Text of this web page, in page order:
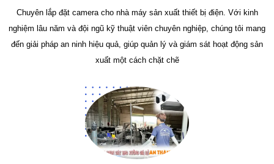
Chuyên lắp đặt camera cho nhà máy sản xuất thiết bị điện. Với kinh
nghiệm lâu năm và đội ngũ kỹ thuật viên chuyên nghiệp, chúng tôi mang
đến giải pháp an ninh hiệu quả, giúp quản lý và giám sát hoạt động sản
xuất một cách chặt chẽ